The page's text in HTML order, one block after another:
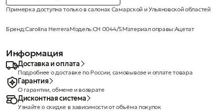
Примерка доступна только в салонах Самарской и Ульяновской областей
Бренд:Carolina HerreraМодель:CH 0044/SМатериал оправы:Ацетат
Информация
Доставка и оплата
Подробнее о доставке по России, самовывозе и оплате товара
Гарантия
О гарантии, обмене и возврате
Дисконтная система
Узнайте о скидке в зависимости от объёма покупок